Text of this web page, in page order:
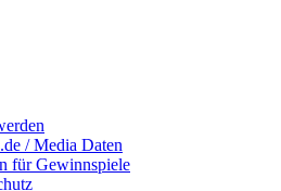
/ Media Daten
für Gewinnspiele